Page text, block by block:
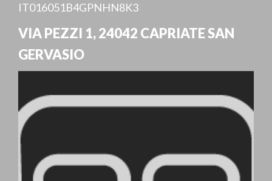
IT016051B4GPNHN8K3
VIA PEZZI 1,24042 CAPRIATE SAN
GERVASIO